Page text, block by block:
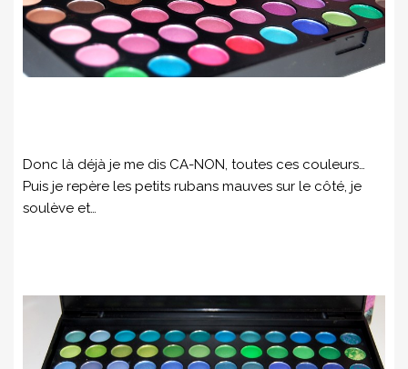
Donc là déjà je me dis CA-NON, toutes ces couleurs…
Puis je repère les petits rubans mauves sur le côté, je
soulève et…